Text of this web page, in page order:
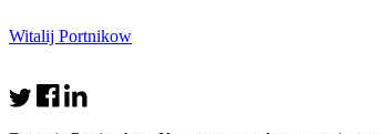
Witalij Portnikow